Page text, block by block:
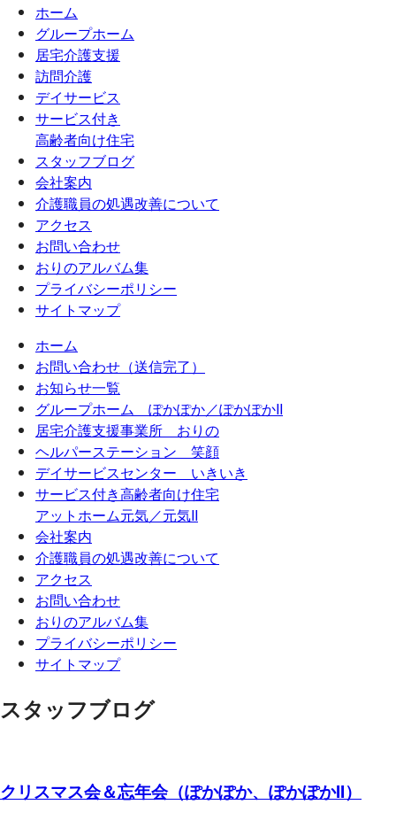
ホーム
グループホーム
居宅介護支援
訪問介護
デイサービス
サービス付き
高齢者向け住宅
スタッフブログ
会社案内
介護職員の処遇改善について
アクセス
お問い合わせ
おりのアルバム集
プライバシーポリシー
サイトマップ
ホーム
お問い合わせ（送信完了）
お知らせ一覧
グループホーム ぽかぽか／ぽかぽかII
居宅介護支援事業所 おりの
ヘルパーステーション 笑顔
デイサービスセンター いきいき
サービス付き高齢者向け住宅
アットホーム元気／元気II
会社案内
介護職員の処遇改善について
アクセス
お問い合わせ
おりのアルバム集
プライバシーポリシー
サイトマップ
スタッフブログ
クリスマス会＆忘年会（ぽかぽか、ぽかぽかII）